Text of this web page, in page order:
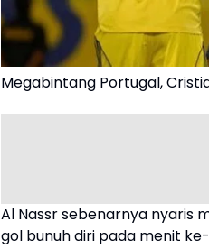
Megabintang Portugal,
Al Nassr sebenarnya nyaris
gol bunuh diri pada menit